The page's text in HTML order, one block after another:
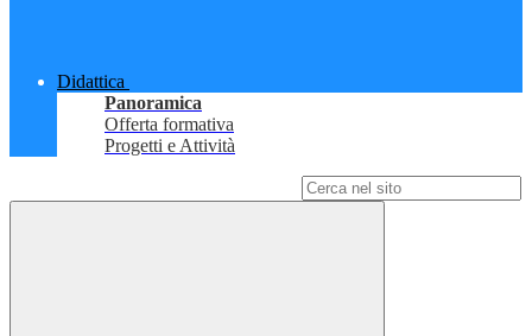
Didattica
Panoramica
Offerta formativa
Progetti e Attività